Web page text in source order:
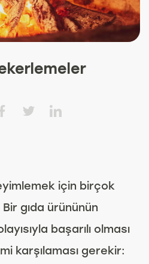
için birçok
gıda ürününün
başarılı olması
karşılaması gerekir: